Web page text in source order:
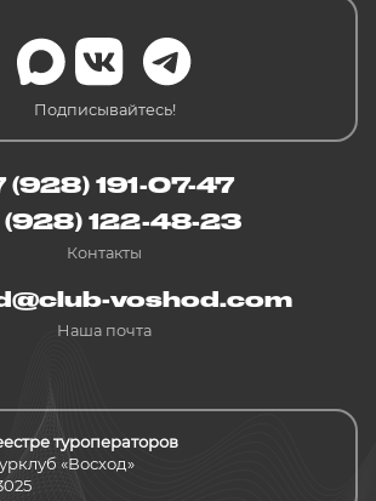
Подписывайтесь!
(928) 191-07-47
(928) 122-48-23
Контакты
voshod.com
Наша почта
туроператоров
«Восход»